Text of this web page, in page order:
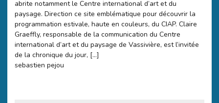
abrite notamment le Centre international d’art et du
paysage. Direction ce site emblématique pour découvrir la
programmation estivale, haute en couleurs, du CIAP. Claire
Graeffly, responsable de la communication du Centre
international d’art et du paysage de Vassivière, est l’invitée
de la chronique du jour, […]
sebastien pejou